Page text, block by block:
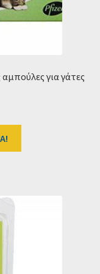
για γάτες